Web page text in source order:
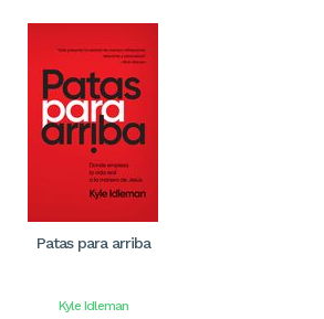
Patas para arriba
Kyle Idleman